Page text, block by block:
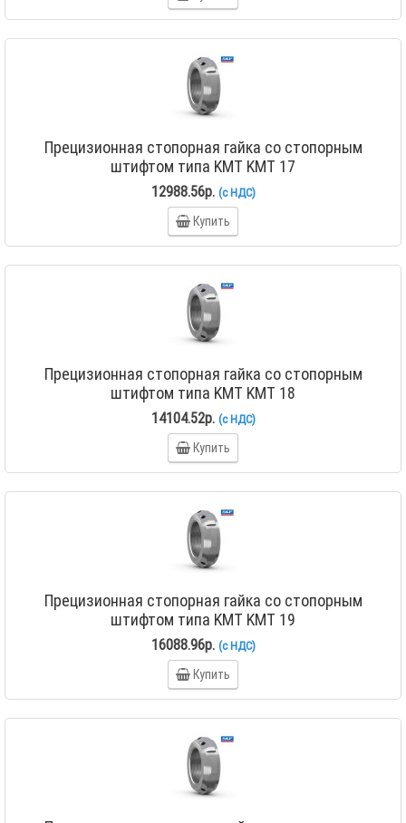
Прецизионная стопорная гайка со стопорным
штифтом типа KMT KMT 17
12988.56р. (с НДС)
Купить
Прецизионная стопорная гайка со стопорным
штифтом типа KMT KMT 18
14104.52р. (с НДС)
Купить
Прецизионная стопорная гайка со стопорным
штифтом типа KMT KMT 19
16088.96р. (с НДС)
Купить